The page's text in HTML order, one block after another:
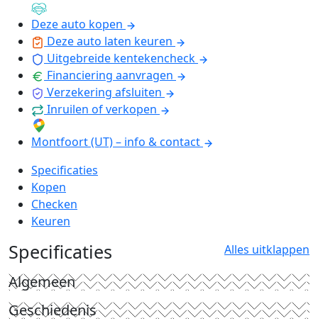
Deze auto kopen
Deze auto laten keuren
Uitgebreide kentekencheck
Financiering aanvragen
Verzekering afsluiten
Inruilen of verkopen
Montfoort (UT) – info & contact
Specificaties
Kopen
Checken
Keuren
Specificaties Alles uitklappen
Algemeen
Geschiedenis